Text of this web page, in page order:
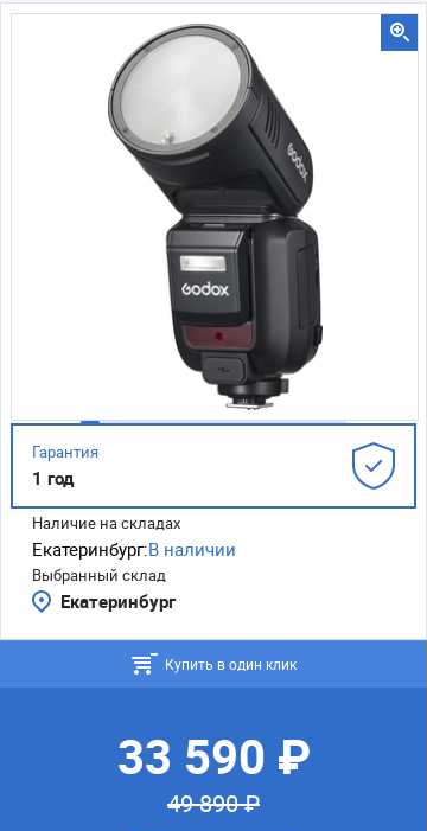
Гарантия
1 год
Наличие на складах
Екатеринбург:В наличии
Выбранный склад
Екатеринбург
Купить в один клик
33 590 ₽
49 890 ₽